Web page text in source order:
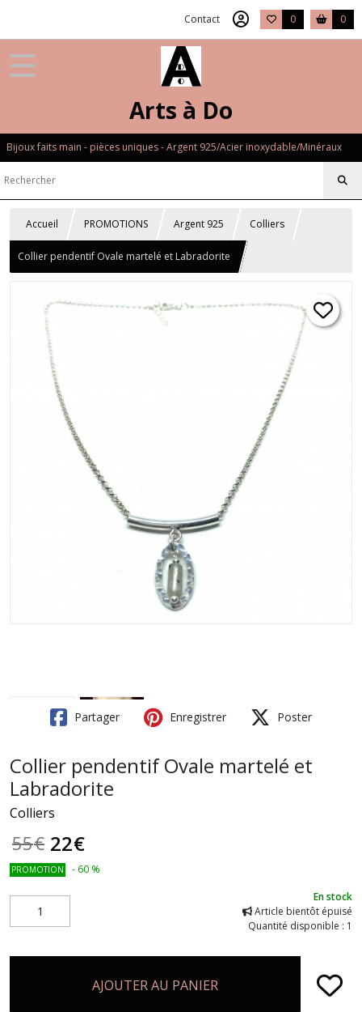
Contact 0 0
Arts à Do
Bijoux faits main - pièces uniques - Argent 925/Acier inoxydable/Minéraux
Accueil PROMOTIONS Argent 925 Colliers
Collier pendentif Ovale martelé et Labradorite
Partager Enregistrer Poster
Collier pendentif Ovale martelé et
Labradorite
Colliers
55€ 22€
PROMOTION - 60 %
En stock
Article bientôt épuisé
Quantité disponible : 1
AJOUTER AU PANIER